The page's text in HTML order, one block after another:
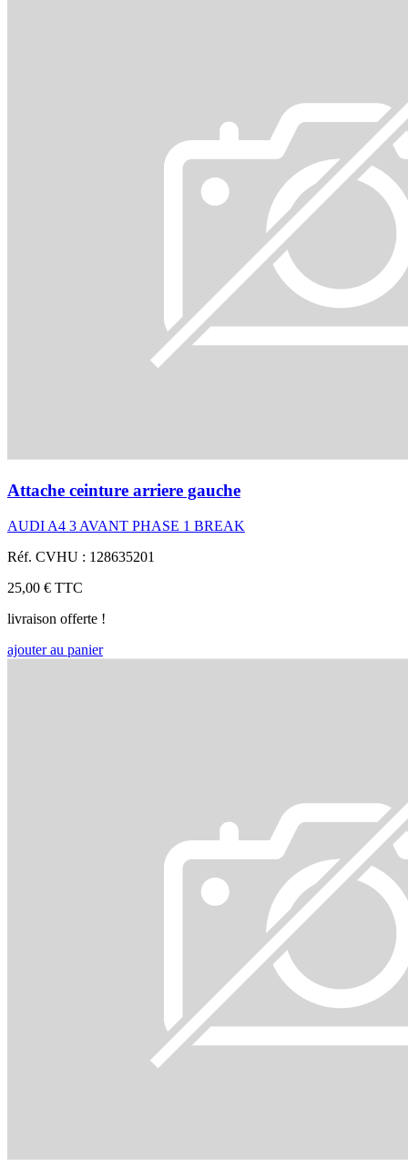
Attache ceinture arriere gauche
AUDI A4 3 AVANT PHASE 1 BREAK
Réf. CVHU : 128635201
25,00 € TTC
livraison offerte !
ajouter au panier